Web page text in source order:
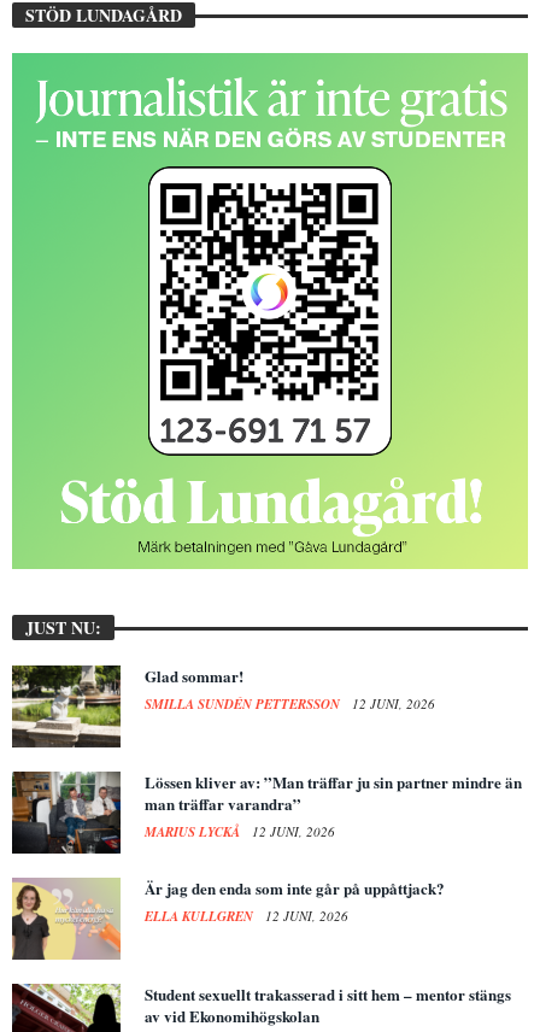
STÖD LUNDAGÅRD
JUST NU:
Glad sommar!
SMILLA SUNDÉN PETTERSSON 12 JUNI, 2026
Lössen kliver av: ”Man träffar ju sin partner mindre än
man träffar varandra”
MARIUS LYCKÅ 12 JUNI, 2026
Är jag den enda som inte går på uppåttjack?
ELLA KULLGREN 12 JUNI, 2026
Student sexuellt trakasserad i sitt hem – mentor stängs
av vid Ekonomihögskolan